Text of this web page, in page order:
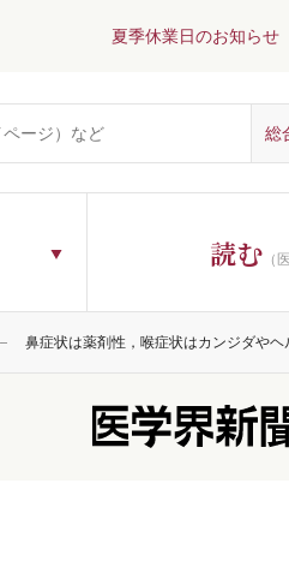
夏季休業日のお知らせ
読む （
鼻症状は薬剤性，喉症状はカンジダやヘ